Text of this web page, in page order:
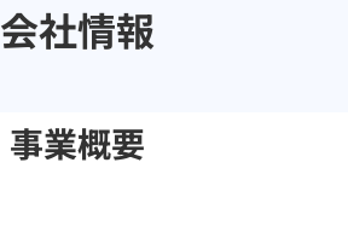
会社情報
事業概要